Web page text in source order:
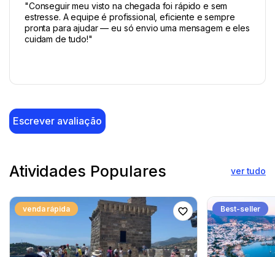
"Conseguir meu visto na chegada foi rápido e sem
estresse. A equipe é profissional, eficiente e sempre
pronta para ajudar — eu só envio uma mensagem e eles
cuidam de tudo!"
Escrever avaliação
Atividades Populares ver tudo
venda rápida Best-seller